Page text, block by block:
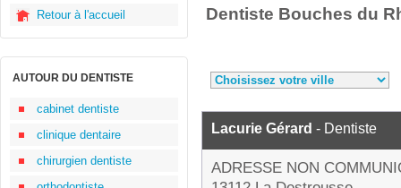
Retour à l'accueil
AUTOUR DU DENTISTE
cabinet dentiste
clinique dentaire
chirurgien dentiste
Dentiste Bouches du
Lacurie Gérard - Dentiste
ADRESSE NON